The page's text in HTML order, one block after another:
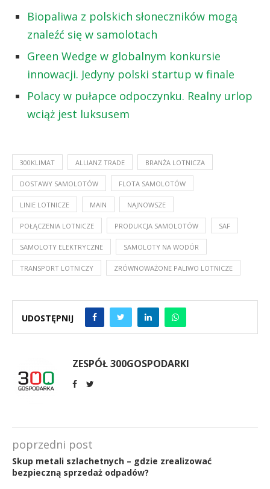
Biopaliwa z polskich słoneczników mogą
znaleźć się w samolotach
Green Wedge w globalnym konkursie
innowacji. Jedyny polski startup w finale
Polacy w pułapce odpoczynku. Realny urlop
wciąż jest luksusem
300KLIMAT ALLIANZ TRADE BRANŻA LOTNICZA
DOSTAWY SAMOLOTÓW FLOTA SAMOLOTÓW
LINIE LOTNICZE MAIN NAJNOWSZE
POŁĄCZENIA LOTNICZE PRODUKCJA SAMOLOTÓW SAF
SAMOLOTY ELEKTRYCZNE SAMOLOTY NA WODÓR
TRANSPORT LOTNICZY ZRÓWNOWAŻONE PALIWO LOTNICZE
UDOSTĘPNIJ
ZESPÓŁ 300GOSPODARKI
poprzedni post
Skup metali szlachetnych – gdzie zrealizować
bezpieczną sprzedaż odpadów?